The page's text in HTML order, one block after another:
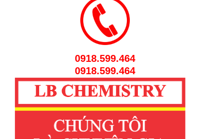
0918.599.464
0918.599.464